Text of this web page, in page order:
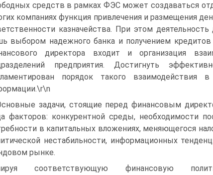
средств в рамках ФЭС может создаваться
компаниях функция привлечения и размещения
казначейства. При этом
выбором надежного банка и получением
директора входит и организация
предприятия. Достигнуть
порядок такого взаимодействия
задачи, стоящие перед финансовым
факторов: конкурентной среды, необходимости
в капитальных вложениях, меняющегося
нестабильности, информационных
рынке.
соответствующую финансовую